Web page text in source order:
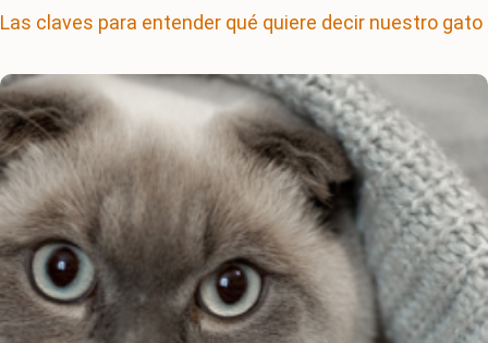
Las claves para entender qué quiere decir nuestro gato